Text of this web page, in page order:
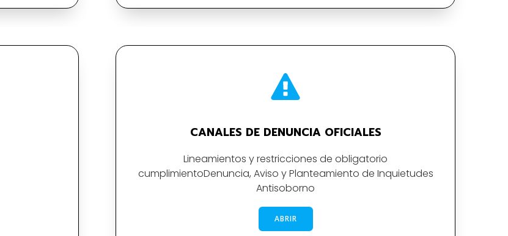
CANALES DE DENUNCIA OFICIALES
Lineamientos y restricciones de obligatorio
cumplimientoDenuncia, Aviso y Planteamiento de Inquietudes
Antisoborno
ABRIR